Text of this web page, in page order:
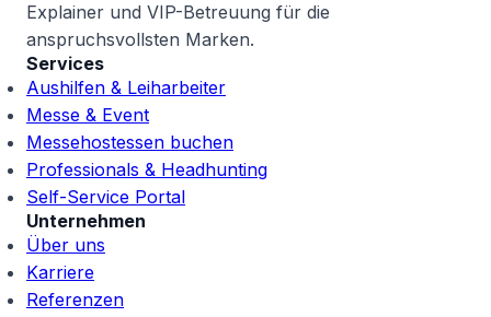
Explainer und VIP-Betreuung für die
anspruchsvollsten Marken.
Services
Aushilfen & Leiharbeiter
Messe & Event
Messehostessen buchen
Professionals & Headhunting
Self-Service Portal
Unternehmen
Über uns
Karriere
Referenzen